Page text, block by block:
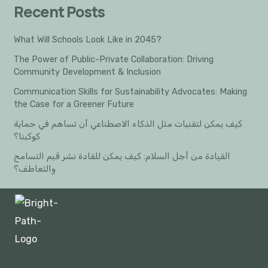
Recent Posts
What Will Schools Look Like in 2045?
The Power of Public-Private Collaboration: Driving
Community Development & Inclusion
Communication Skills for Sustainability Advocates: Making
the Case for a Greener Future
كيف يمكن لتقنيات مثل الذكاء الاصطناعي أن تساهم في حماية
كوكبنا؟
القيادة من أجل السلام: كيف يمكن للقادة نشر قيم التسامح
والتعاطف؟